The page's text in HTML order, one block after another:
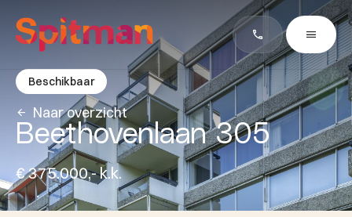
Naar overzicht
Beschikbaar
Beethovenlaan 305
€ 375.000,- k.k.